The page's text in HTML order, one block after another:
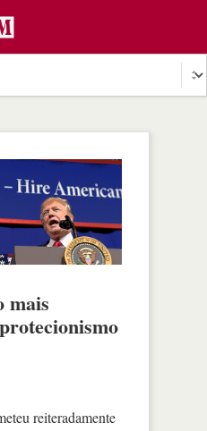
mais
reiteradamente